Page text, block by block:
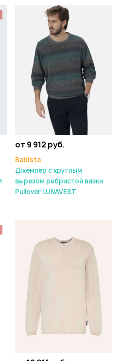
от 9 912 руб.
Babista
Джемпер с круглым
вырезом ребристой вязки
Pullover LUNAVEST